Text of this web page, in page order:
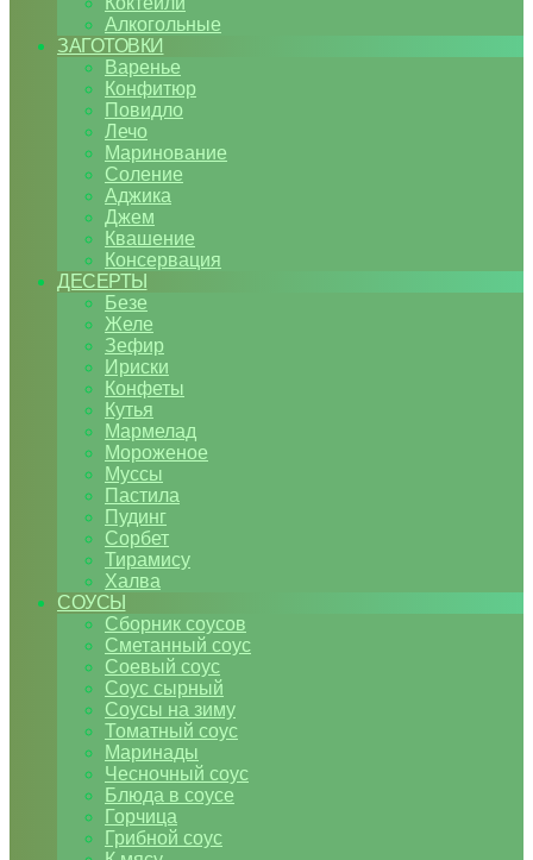
Алкогольные
ЗАГОТОВКИ
Варенье
Конфитюр
Повидло
Лечо
Маринование
Соление
Аджика
Джем
Квашение
Консервация
ДЕСЕРТЫ
Безе
Желе
Зефир
Ириски
Конфеты
Кутья
Мармелад
Мороженое
Муссы
Пастила
Пудинг
Сорбет
Тирамису
Халва
СОУСЫ
Сборник соусов
Сметанный соус
Соевый соус
Соус сырный
Соусы на зиму
Томатный соус
Маринады
Чесночный соус
Блюда в соусе
Горчица
Грибной соус